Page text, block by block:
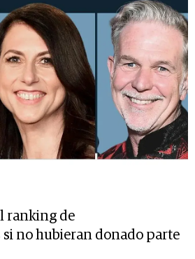
ranking de
no hubieran donado parte